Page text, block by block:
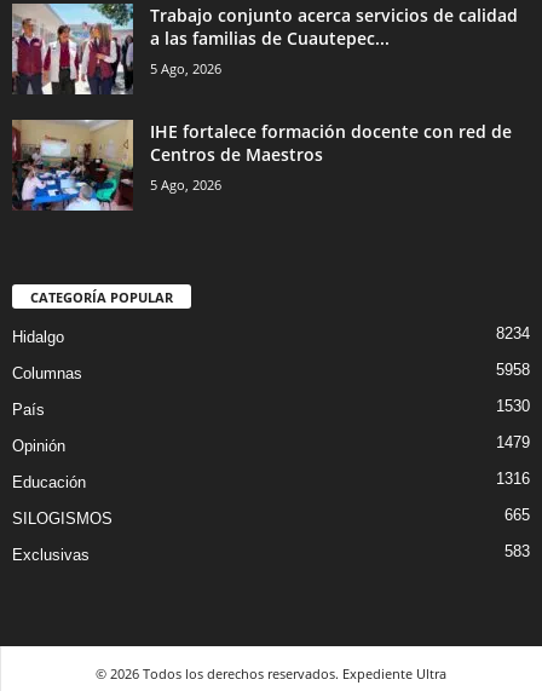
Trabajo conjunto acerca servicios de calidad
a las familias de Cuautepec...
5 Ago, 2026
IHE fortalece formación docente con red de
Centros de Maestros
5 Ago, 2026
CATEGORÍA POPULAR
Hidalgo 8234
Columnas 5958
País 1530
Opinión 1479
Educación 1316
SILOGISMOS 665
Exclusivas 583
© 2026 Todos los derechos reservados. Expediente Ultra